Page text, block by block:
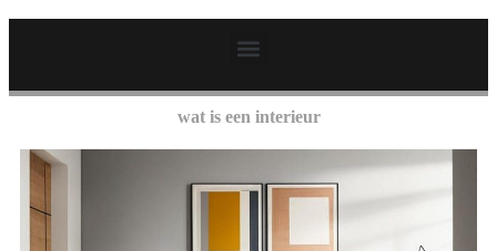
wat is een interieur